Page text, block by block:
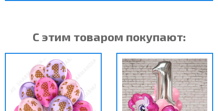
С этим товаром покупают: